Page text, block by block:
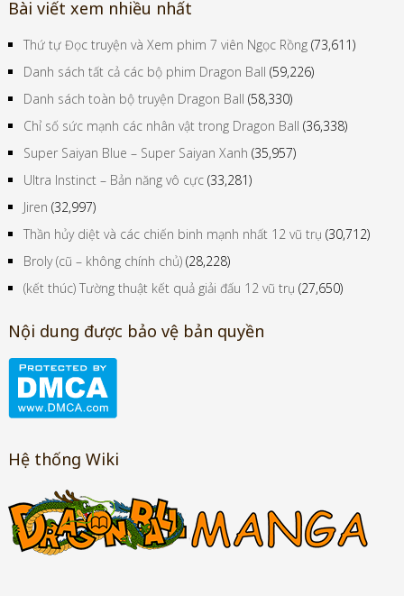
Bài viết xem nhiều nhất
Thứ tự Đọc truyện và Xem phim 7 viên Ngọc Rồng (73,611)
Danh sách tất cả các bộ phim Dragon Ball (59,226)
Danh sách toàn bộ truyện Dragon Ball (58,330)
Chỉ số sức mạnh các nhân vật trong Dragon Ball (36,338)
Super Saiyan Blue – Super Saiyan Xanh (35,957)
Ultra Instinct – Bản năng vô cực (33,281)
Jiren (32,997)
Thần hủy diệt và các chiến binh mạnh nhất 12 vũ trụ (30,712)
Broly (cũ – không chính chủ) (28,228)
(kết thúc) Tường thuật kết quả giải đấu 12 vũ trụ (27,650)
Nội dung được bảo vệ bản quyền
Hệ thống Wiki